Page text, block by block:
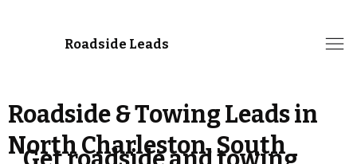
Roadside Leads
Roadside & Towing Leads in
North Charleston, South